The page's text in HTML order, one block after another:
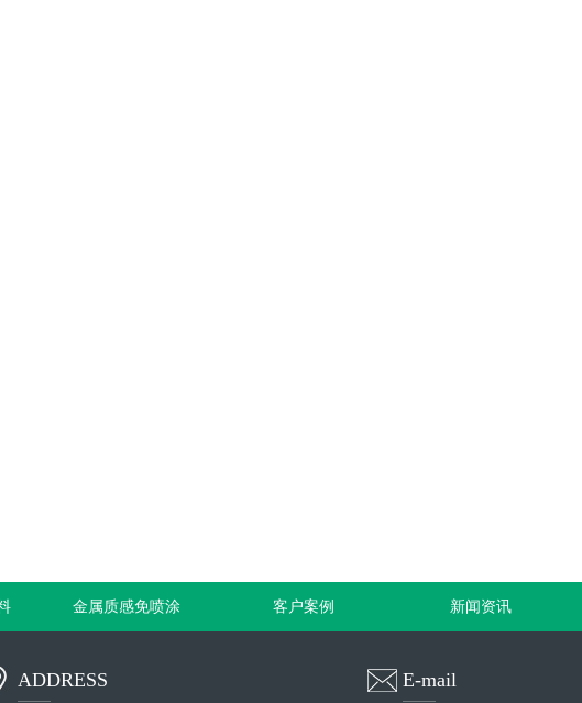
金属质感免喷涂 客户案例 新闻资讯
ADDRESS E-mail